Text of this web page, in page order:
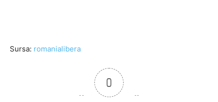
Sursa: romanialibera
0